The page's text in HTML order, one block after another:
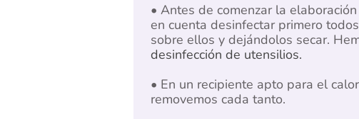
• Antes de comenzar la
en cuenta desinfectar primero
sobre ellos y dejándolos secar.
desinfección de utensilios.
• En un recipiente apto para el
removemos cada tanto.